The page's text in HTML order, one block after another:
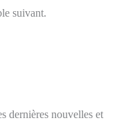
suivant.
dernières nouvelles et